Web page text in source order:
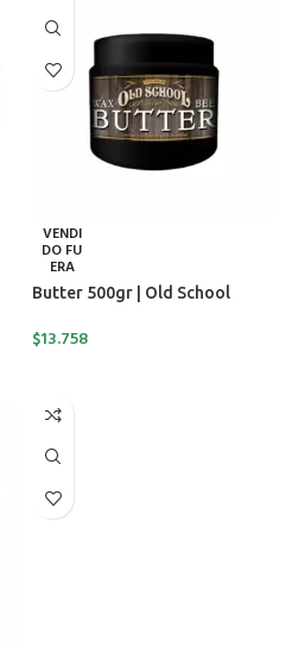
VENDI
DO FU
ERA
Butter 500gr | Old School
$13.758